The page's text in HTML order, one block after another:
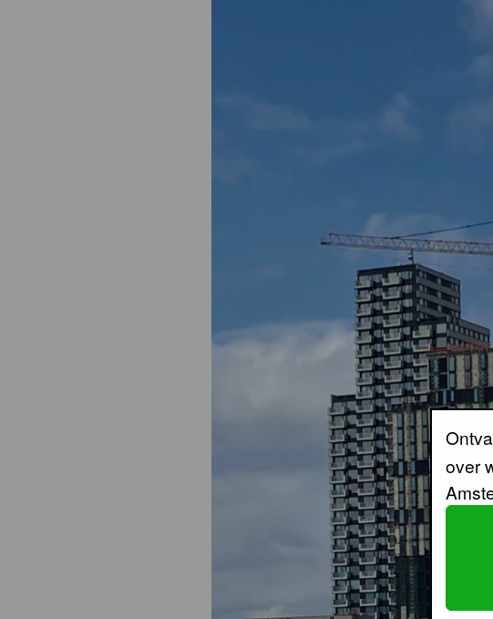
over